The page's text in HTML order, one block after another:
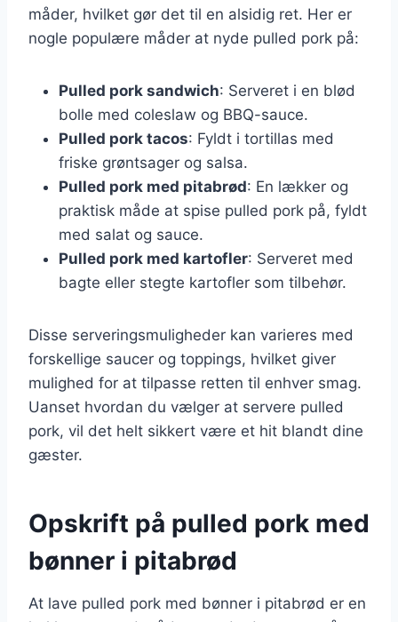
måder, hvilket gør det til en alsidig ret. Her er
nogle populære måder at nyde pulled pork på:
Pulled pork sandwich: Serveret i en blød
bolle med coleslaw og BBQ-sauce.
Pulled pork tacos: Fyldt i tortillas med
friske grøntsager og salsa.
Pulled pork med pitabrød: En lækker og
praktisk måde at spise pulled pork på, fyldt
med salat og sauce.
Pulled pork med kartofler: Serveret med
bagte eller stegte kartofler som tilbehør.
Disse serveringsmuligheder kan varieres med
forskellige saucer og toppings, hvilket giver
mulighed for at tilpasse retten til enhver smag.
Uanset hvordan du vælger at servere pulled
pork, vil det helt sikkert være et hit blandt dine
gæster.
Opskrift på pulled pork med
bønner i pitabrød
At lave pulled pork med bønner i pitabrød er en